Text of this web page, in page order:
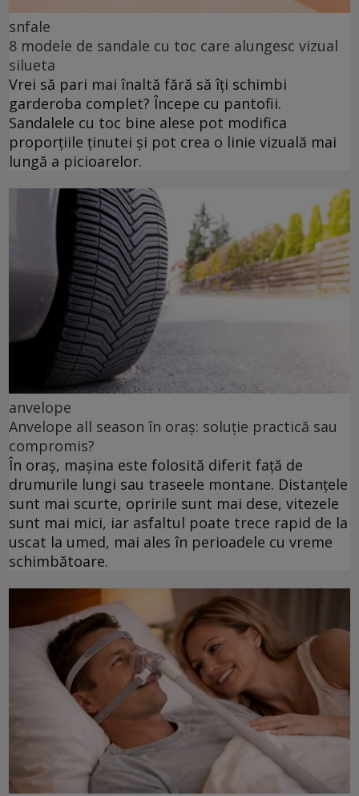
snfale
8 modele de sandale cu toc care alungesc vizual
silueta
Vrei să pari mai înaltă fără să îți schimbi
garderoba complet? Începe cu pantofii.
Sandalele cu toc bine alese pot modifica
proporțiile ținutei și pot crea o linie vizuală mai
lungă a picioarelor.
anvelope
Anvelope all season în oraș: soluție practică sau
compromis?
În oraș, mașina este folosită diferit față de
drumurile lungi sau traseele montane. Distanțele
sunt mai scurte, opririle sunt mai dese, vitezele
sunt mai mici, iar asfaltul poate trece rapid de la
uscat la umed, mai ales în perioadele cu vreme
schimbătoare.